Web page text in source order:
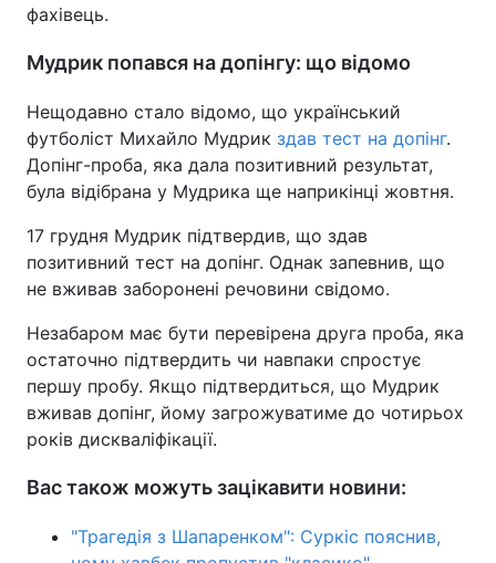
фахівець.
Мудрик попався на допінгу: що відомо
Нещодавно стало відомо, що український
футболіст Михайло Мудрик здав тест на допінг.
Допінг-проба, яка дала позитивний результат,
була відібрана у Мудрика ще наприкінці жовтня.
17 грудня Мудрик підтвердив, що здав
позитивний тест на допінг. Однак запевнив, що
не вживав заборонені речовини свідомо.
Незабаром має бути перевірена друга проба, яка
остаточно підтвердить чи навпаки спростує
першу пробу. Якщо підтвердиться, що Мудрик
вживав допінг, йому загрожуватиме до чотирьох
років дискваліфікації.
Вас також можуть зацікавити новини:
"Трагедія з Шапаренком": Суркіс пояснив,